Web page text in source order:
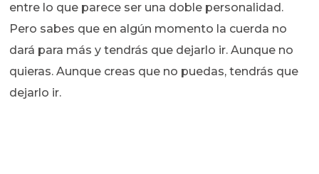
entre lo que parece ser una doble personalidad.
Pero sabes que en algún momento la cuerda no
dará para más y tendrás que dejarlo ir. Aunque no
quieras. Aunque creas que no puedas, tendrás que
dejarlo ir.